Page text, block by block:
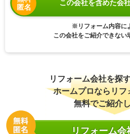
匿名
この会社を含めた会
※リフォーム内容に
この会社をご紹介できない
リフォーム会社を探
ホームプロならリフ
無料でご紹介
リフォーム会